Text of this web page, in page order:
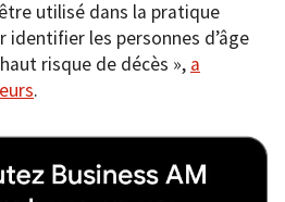
utilisé dans la pratique
identifier les personnes d’âge
risque de décès », a
.